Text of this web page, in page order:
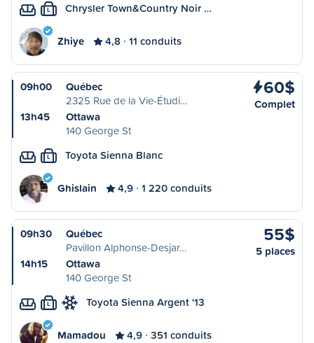
L Chrysler Town&Country Noir …
Zhiye 4,8 11 conduits
09h00
Québec
2325 Rue de la Vie-Étudi…
13h45
Ottawa
140 George St
60$
Complet
L Toyota Sienna Blanc
Ghislain 4,9 1 220 conduits
09h30
Québec
Pavillon Alphonse-Desjar…
14h15
Ottawa
140 George St
55$
5 places
L Toyota Sienna Argent '13
Mamadou 4,9 351 conduits